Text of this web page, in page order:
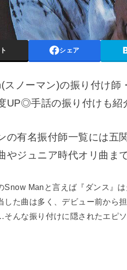
シェア
スノーマン)の振り付け師
UP◎手話の振り付けも紹
の有名振付師一覧には
やジュニア時代オリ曲ま
Snow Manと言えば『ダンス』
した曲は多く、デビュー前から
そんな振り付けに隠されたエピ